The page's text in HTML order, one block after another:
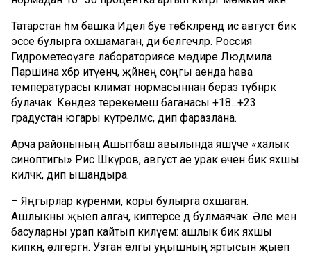
Татарстан һәм башка Идел буе төбәкләрендә исә август бик
эссе булырга охшамаган, ди белгечләр. Россия
Гидрометеоүзәге лабораториясе мөдире Людмила
Паршина хәбәр итүенчә, җәйнең соңгы аенда һава
температурасы климат нормасыннан бераз түбәнрәк
булачак. Көндез терекөмеш баганасы +18...+23
градустан югары күтәрелмәс, дип фаразлана.
Арча районының Ашытбаш авылында яшәүче «халык
синоптигы» Рәис Шәкүров, август ае урак өчен бик яхшы
киләчәк, дип ышандыра.
– Яңгырлар күренми, коры булырга охшаган.
Ашлыкны җыеп алгач, киптерәсе дә булмаячак. Әле менә
басуларны урап кайтып килүем: ашлык бик яхшы
кипкән, өлгергән. Узган елгы уңышның яртысын җыеп